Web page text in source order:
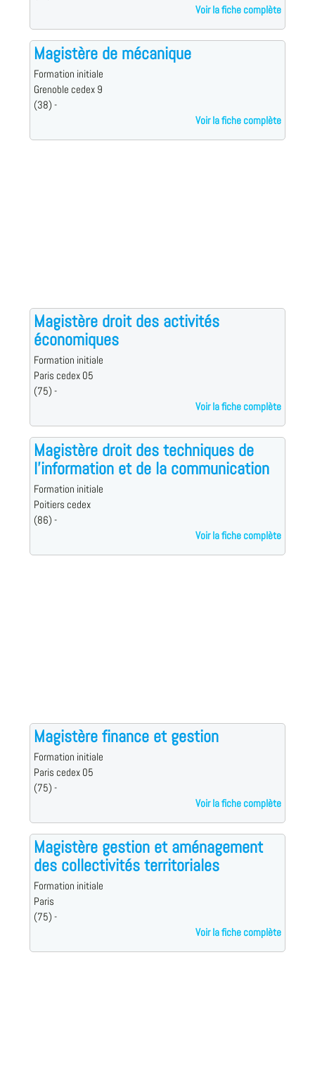
Voir la fiche complète
Magistère de mécanique
Formation initiale
Grenoble cedex 9
(38) -
Voir la fiche complète
Magistère droit des activités
économiques
Formation initiale
Paris cedex 05
(75) -
Voir la fiche complète
Magistère droit des techniques de
l'information et de la communication
Formation initiale
Poitiers cedex
(86) -
Voir la fiche complète
Magistère finance et gestion
Formation initiale
Paris cedex 05
(75) -
Voir la fiche complète
Magistère gestion et aménagement
des collectivités territoriales
Formation initiale
Paris
(75) -
Voir la fiche complète